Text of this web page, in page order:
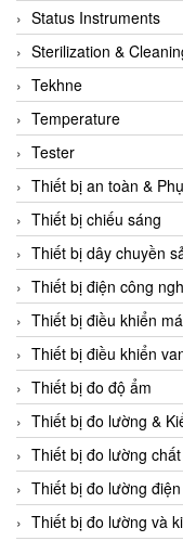
CAPS
CAREL Parts
CCS
CD Automation
CEAG Sicherheitst
CEIA Vietnam
Celduc Vietnam
Cemb
Centec GmbH
CEQUBE
CHAUVIN ARNOUX
Checkline
Chino
Chiyoda Seiki
Chiyoda-Tsusho
Chongqing Huaneng
Status Instruments
Sterilization &
Tekhne
Temperature
Tester
Thiết bị an toàn &
Thiết bị chiếu sáng
Thiết bị dây chuyền
Thiết bị điện công
Thiết bị điều khiển
Thiết bị điều khiển
Thiết bị đo độ ẩm
Thiết bị đo lường &
Thiết bị đo lường
Thiết bị đo lường điện
Thiết bị đo lường và